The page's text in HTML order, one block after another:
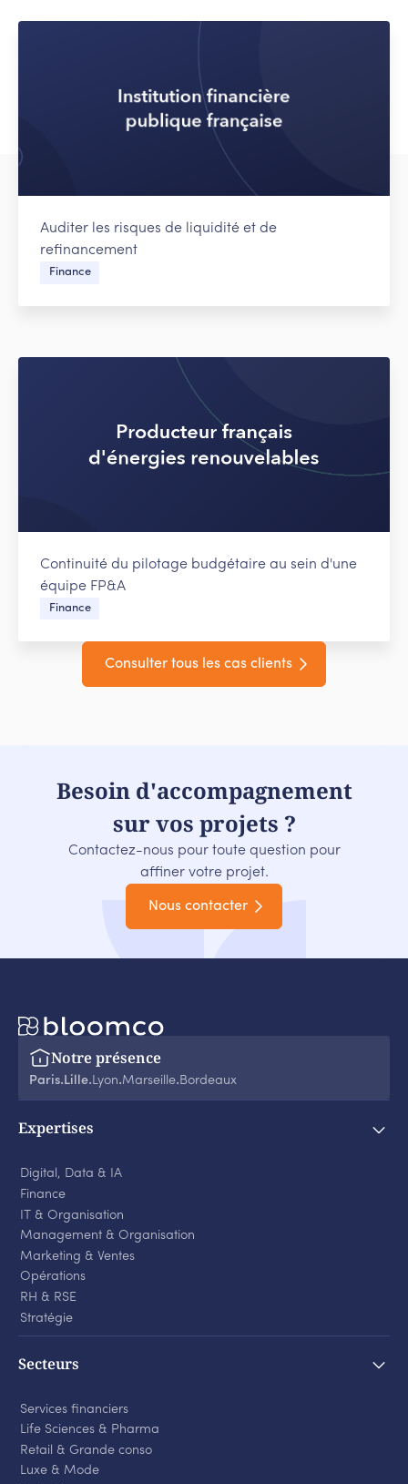
Auditer les risques de liquidité et de
refinancement
Finance
Continuité du pilotage budgétaire au sein d'une
équipe FP&A
Finance
Consulter tous les cas clients
Besoin d'accompagnement
sur vos projets ?
Contactez-nous pour toute question pour
affiner votre projet.
Nous contacter
Notre présence
Paris‧Lille‧Lyon‧Marseille‧Bordeaux
Expertises
Digital, Data & IA
Finance
IT & Organisation
Management & Organisation
Marketing & Ventes
Opérations
RH & RSE
Stratégie
Secteurs
Services financiers
Life Sciences & Pharma
Retail & Grande conso
Luxe & Mode